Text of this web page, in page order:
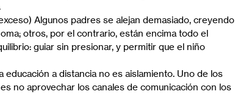
Algunos padres se alejan demasiado, creyendo
otros, por el contrario, están encima todo el
guiar sin presionar, y permitir que el niño
a distancia no es aislamiento. Uno de los
no aprovechar los canales de comunicación con los